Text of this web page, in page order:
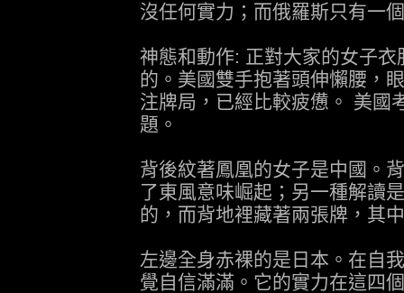
沒任何實力；而俄羅斯只有一
神態和動作: 正對大家的女子
的。美國雙手抱著頭伸懶腰，
注牌局，已經比較疲憊。 美國
題。
背後紋著鳳凰的女子是中國。
了東風意味崛起；另一種解讀
的，而背地裡藏著兩張牌，其
左邊全身赤裸的是日本。在自
覺自信滿滿。它的實力在這四